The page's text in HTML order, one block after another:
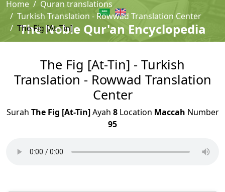
The Noble Qur'an Encyclopedia
Home
Quran translations
Turkish Translation - Rowwad Translation Center
The Fig [At-Tin]
The Fig [At-Tin] - Turkish
Translation - Rowwad Translation
Center
Surah The Fig [At-Tin]Ayah 8Location Maccah Number
95